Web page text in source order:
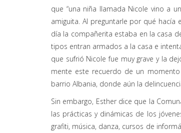
que “una niña llamada Nicole vino a
amiguita. Al preguntarle por qué
día la compañerita estaba en la casa
tipos entran armados a la casa e
que sufrió Nicole fue muy grave y la
mente este recuerdo de un
barrio Albania, donde aún la
Sin embargo, Esther dice que la
las prácticas y dinámicas de los
grafiti, música, danza, cursos de